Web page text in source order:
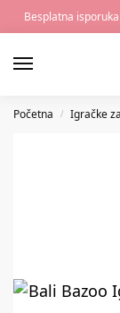
Besplatna
Početna / Igračke